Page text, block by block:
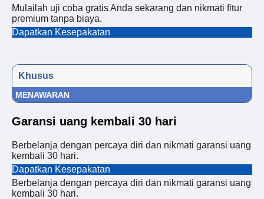
Mulailah uji coba gratis Anda sekarang dan nikmati fitur
premium tanpa biaya.
Dapatkan Kesepakatan
Khusus
MENAWARAN
Garansi uang kembali 30 hari
Berbelanja dengan percaya diri dan nikmati garansi uang
kembali 30 hari.
Dapatkan Kesepakatan
Berbelanja dengan percaya diri dan nikmati garansi uang
kembali 30 hari.